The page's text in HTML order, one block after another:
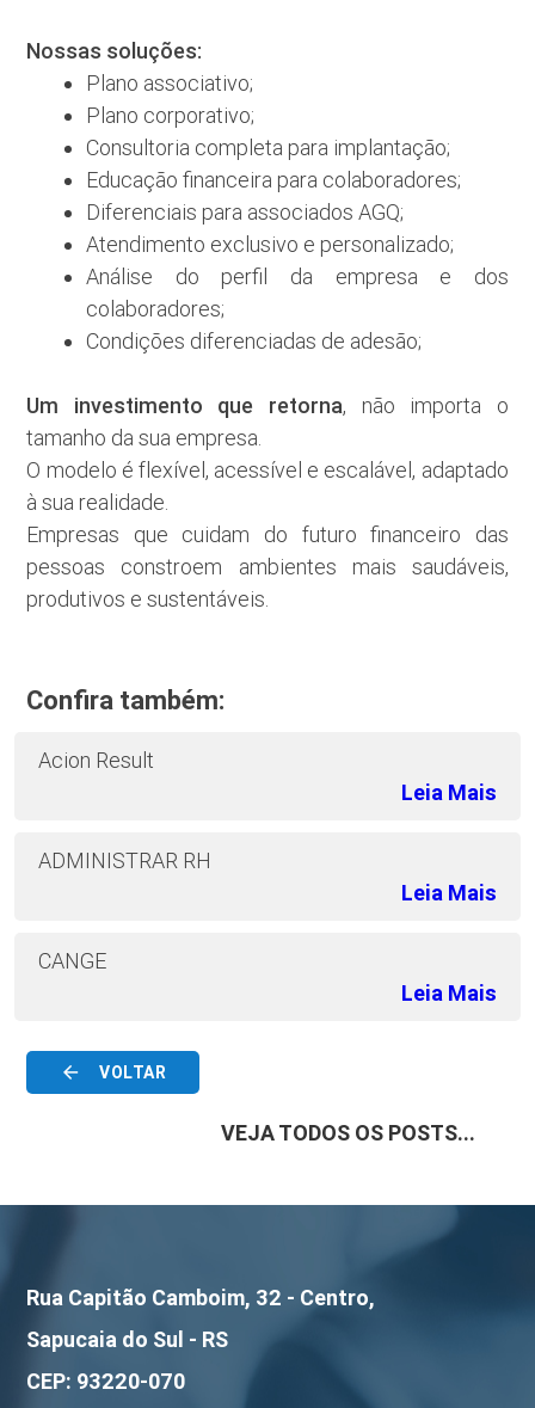
Nossas soluções:
Plano associativo;
Plano corporativo;
Consultoria completa para implantação;
Educação financeira para colaboradores;
Diferenciais para associados AGQ;
Atendimento exclusivo e personalizado;
Análise do perfil da empresa e dos
colaboradores;
Condições diferenciadas de adesão;
Um investimento que retorna, não importa o
tamanho da sua empresa.
O modelo é flexível, acessível e escalável, adaptado
à sua realidade.
Empresas que cuidam do futuro financeiro das
pessoas constroem ambientes mais saudáveis,
produtivos e sustentáveis.
Confira também:
Acion Result
Leia Mais
ADMINISTRAR RH
Leia Mais
CANGE
Leia Mais
arrow_back VOLTAR
VEJA TODOS OS POSTS...
Rua Capitão Camboim, 32 - Centro,
Sapucaia do Sul - RS
CEP: 93220-070